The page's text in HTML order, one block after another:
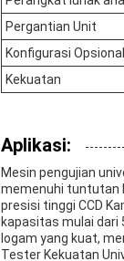
Pergantian Unit
Konfigurasi Opsional
Kekuatan
Aplikasi:
Mesin pengujian
memenuhi tuntutan
presisi tinggi CCD
kapasitas mulai dari
logam yang kuat,
Tester Kekuatan